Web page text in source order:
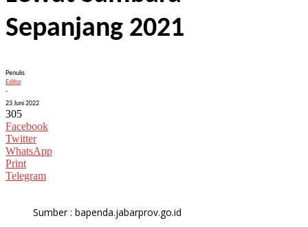
Sepanjang 2021
Penulis
Editor
-
23 Juni 2022
305
Facebook
Twitter
WhatsApp
Print
Telegram
Sumber : bapenda.jabarprov.go.id